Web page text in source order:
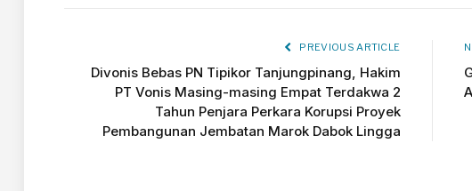
PREVIOUS ARTICLE
Divonis Bebas PN Tipikor Tanjungpinang, Hakim
PT Vonis Masing-masing Empat Terdakwa 2
Tahun Penjara Perkara Korupsi Proyek
Pembangunan Jembatan Marok Dabok Lingga